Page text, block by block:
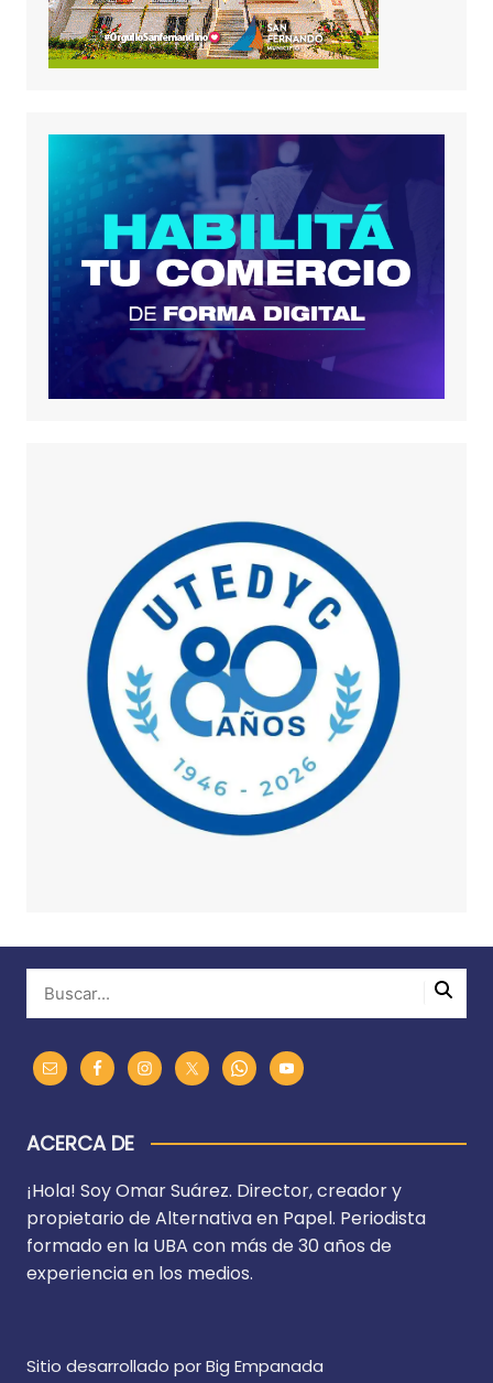
ACERCA DE
¡Hola! Soy Omar Suárez. Director, creador y
propietario de Alternativa en Papel. Periodista
formado en la UBA con más de 30 años de
experiencia en los medios.
Sitio desarrollado por Big Empanada